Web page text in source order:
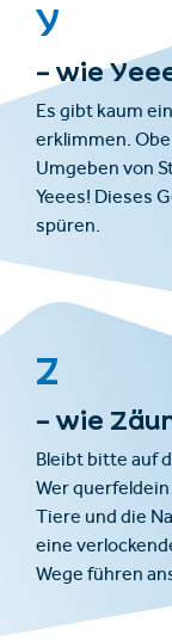
Y
– wie
Es gibt kaum
erklimmen.
Umgeben von
Yeees! Dieses
spüren.
Z
– wie
Bleibt bitte auf
Wer
Tiere und die
eine
Wege führen